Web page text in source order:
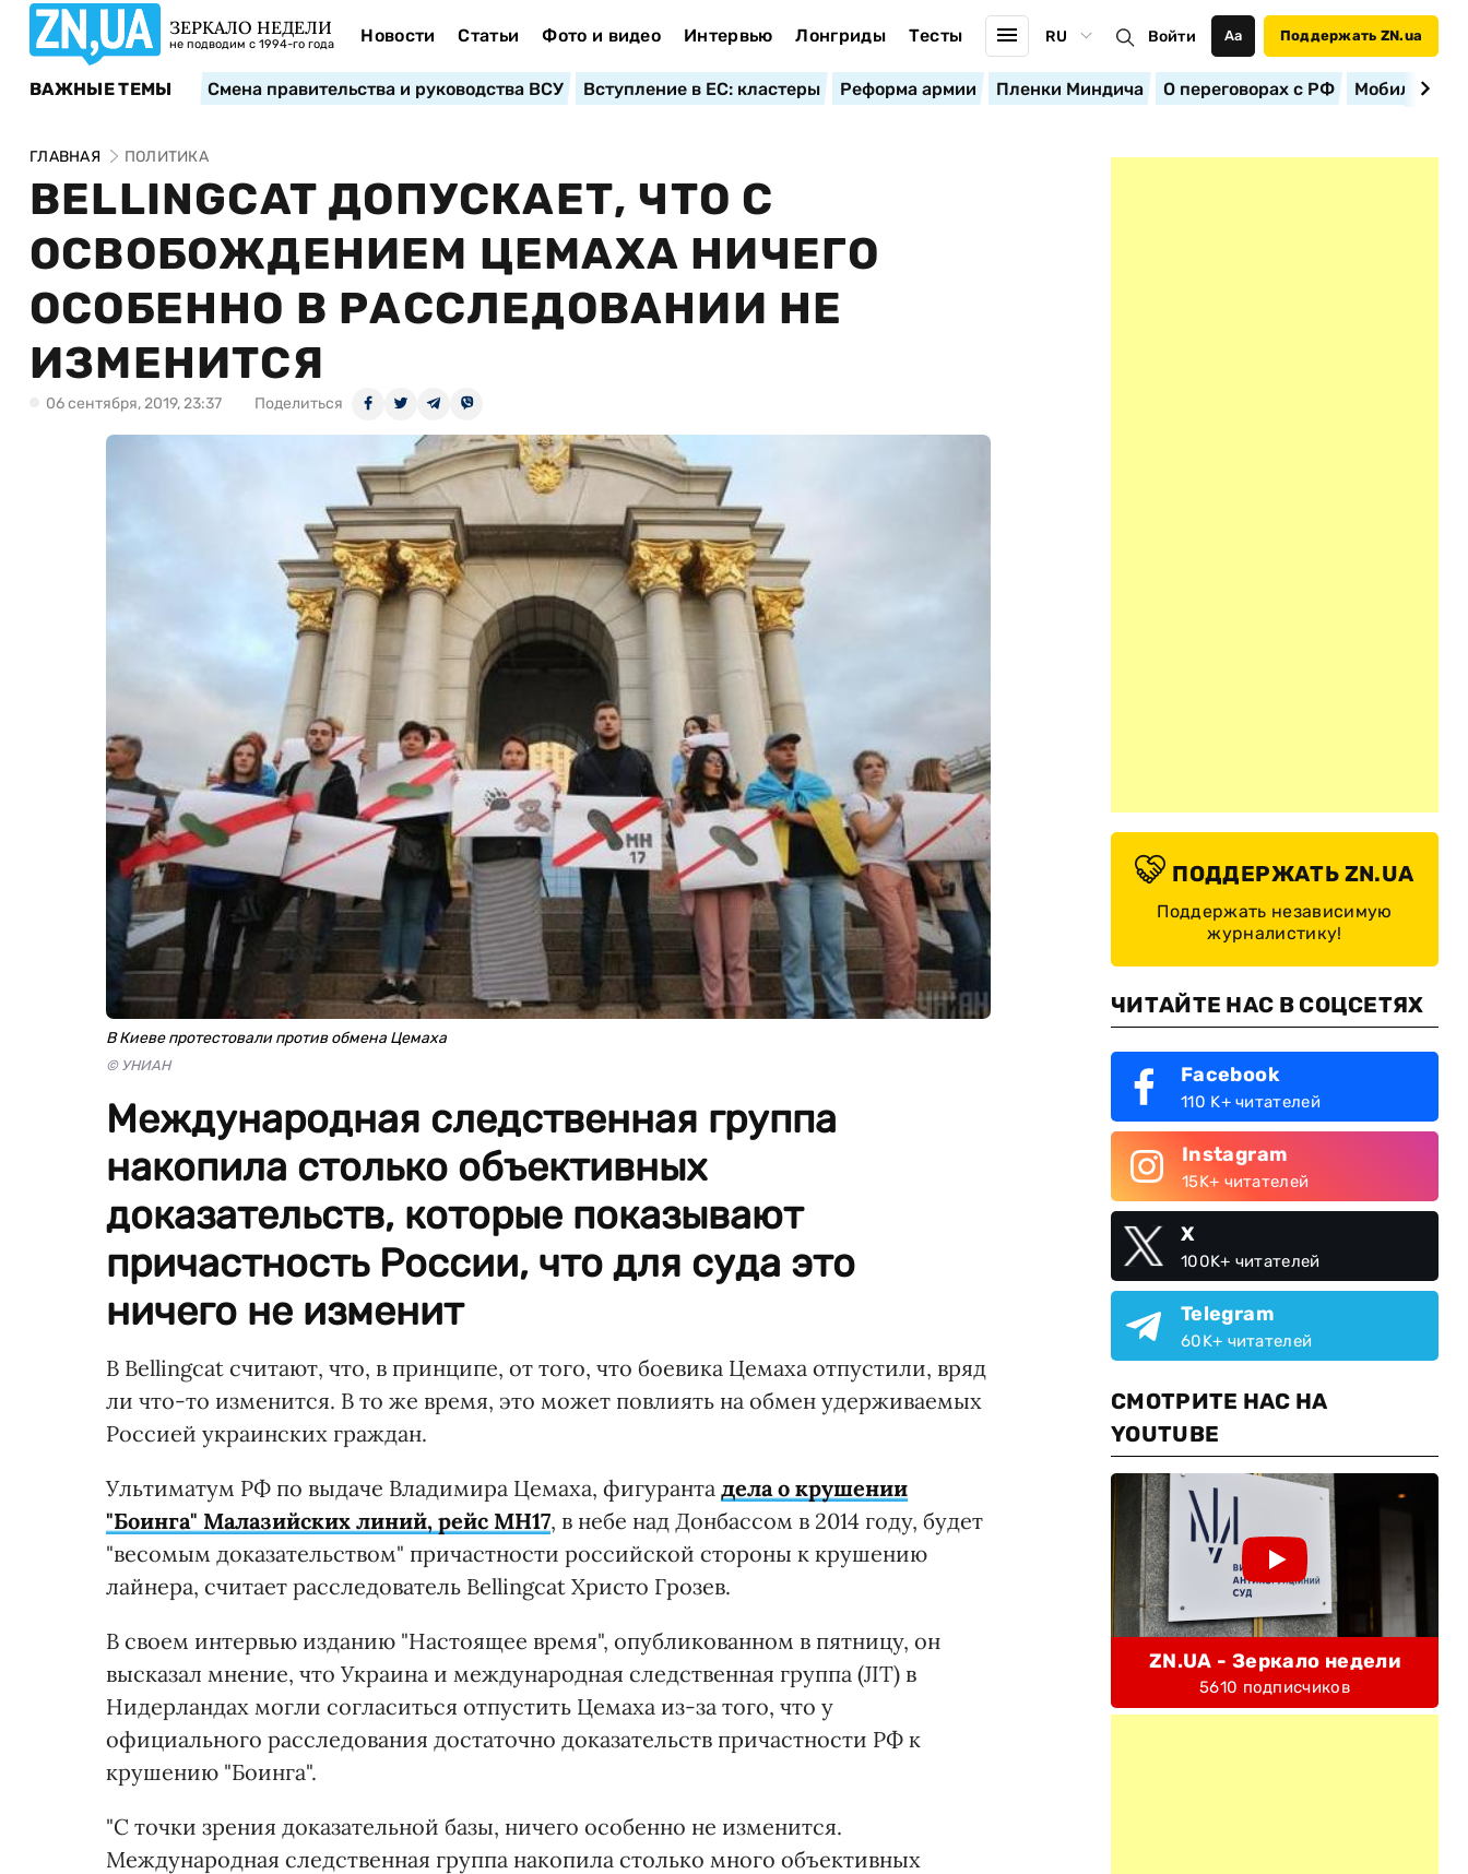
ЗЕРКАЛО НЕДЕЛИ
не подводим с 1994-го года Новости Статьи Фото и видео Интервью Лонгриды Тесты RU Войти Аа Поддержать ZN.ua
ВАЖНЫЕ ТЕМЫ Смена правительства и руководства ВСУ Вступление в ЕС: кластеры Реформа армии Пленки Миндича О переговорах с РФ
ГЛАВНАЯ ПОЛИТИКА
BELLINGCAT ДОПУСКАЕТ, ЧТО С
ОСВОБОЖДЕНИЕМ ЦЕМАХА НИЧЕГО
ОСОБЕННО В РАССЛЕДОВАНИИ НЕ
ИЗМЕНИТСЯ
06 сентября, 2019, 23:37 Поделиться
В Киеве протестовали против обмена Цемаха
© УНИАН
Международная следственная группа
накопила столько объективных
доказательств, которые показывают
причастность России, что для суда это
ничего не изменит
В Bellingcat считают, что, в принципе, от того, что боевика Цемаха отпустили, вряд
ли что-то изменится. В то же время, это может повлиять на обмен удерживаемых
Россией украинских граждан.
Ультиматум РФ по выдаче Владимира Цемаха, фигуранта дела о крушении
"Боинга" Малазийских линий, рейс MH17, в небе над Донбассом в 2014 году, будет
"весомым доказательством" причастности российской стороны к крушению
лайнера, считает расследователь Bellingcat Христо Грозев.
В своем интервью изданию "Настоящее время", опубликованном в пятницу, он
высказал мнение, что Украина и международная следственная группа (JIT) в
Нидерландах могли согласиться отпустить Цемаха из-за того, что у
официального расследования достаточно доказательств причастности РФ к
крушению "Боинга".
"С точки зрения доказательной базы, ничего особенно не изменится.
Международная следственная группа накопила столько много объективных
ПОДДЕРЖАТЬ ZN.UA
Поддержать независимую
журналистику!
ЧИТАЙТЕ НАС В СОЦСЕТЯХ
Facebook
110 K+ читателей
Instagram
15K+ читателей
X
100K+ читателей
Telegram
60K+ читателей
СМОТРИТЕ НАС НА
YOUTUBE
ZN.UA - Зеркало недели
5610 подписчиков